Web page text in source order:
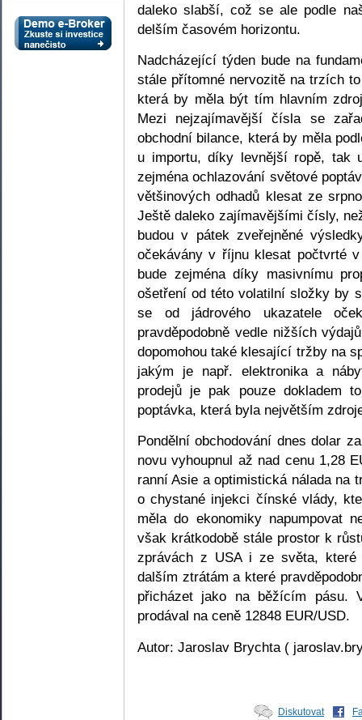
daleko slabší, což se ale podle
delším časovém horizontu.
Nadcházející týden bude na
stále přítomné nervozitě na trzích
která by měla být tím hlavním
Mezi nejzajímavější čísla se
obchodní bilance, která by měla
u importu, díky levnější ropě, tak
zejména ochlazování světové
většinových odhadů klesat ze
Ještě daleko zajímavějšími čísly,
budou v pátek zveřejněné
očekávány v říjnu klesat počtvrté
bude zejména díky masivnímu
ošetření od této volatilní složky by
se od jádrového ukazatele
pravděpodobně vedle nižších
dopomohou také klesající tržby na
jakým je např. elektronika a
prodejů je pak pouze dokladem
poptávka, která byla největším
Pondělní obchodování dnes dolar
novu vyhoupnul až nad cenu 1,28
ranní Asie a optimistická nálada na
o chystané injekci čínské vlády,
měla do ekonomiky napumpovat
však krátkodobě stále prostor k
zprávách z USA i ze světa,
dalším ztrátám a které
přicházet jako na běžícím
prodával na ceně 12848 EUR/USD.
Autor: Jaroslav Brychta (
Diskutovat